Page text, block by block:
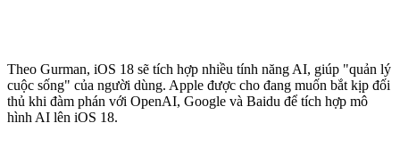
Theo Gurman, iOS 18 sẽ tích hợp nhiều tính năng AI, giúp "quản lý
cuộc sống" của người dùng. Apple được cho đang muốn bắt kịp đối
thủ khi đàm phán với OpenAI, Google và Baidu để tích hợp mô
hình AI lên iOS 18.